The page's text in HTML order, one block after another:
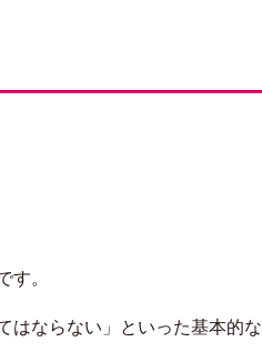
す。
はならない」といった基本的な